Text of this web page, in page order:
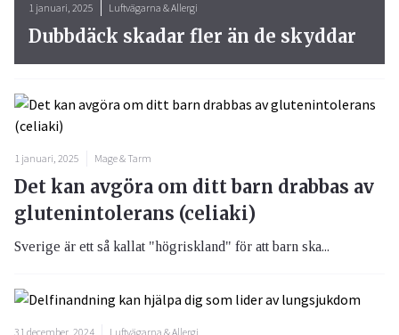
1 januari, 2025 Luftvägarna & Allergi
Dubbdäck skadar fler än de skyddar
1 januari, 2025 Mage & Tarm
Det kan avgöra om ditt barn drabbas av
glutenintolerans (celiaki)
Sverige är ett så kallat "högriskland" för att barn ska...
31 december, 2024 Luftvägarna & Allergi